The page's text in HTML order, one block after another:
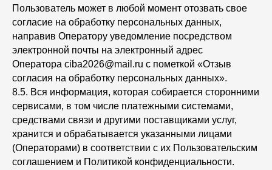
Пользователь может в любой момент отозвать свое
согласие на обработку персональных данных,
направив Оператору уведомление посредством
электронной почты на электронный адрес
Оператора ciba2026@mail.ru с пометкой «Отзыв
согласия на обработку персональных данных».
8.5. Вся информация, которая собирается сторонними
сервисами, в том числе платежными системами,
средствами связи и другими поставщиками услуг,
хранится и обрабатывается указанными лицами
(Операторами) в соответствии с их Пользовательским
соглашением и Политикой конфиденциальности.